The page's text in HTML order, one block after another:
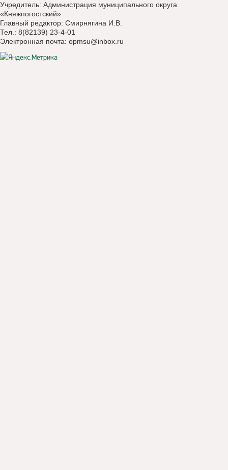
Учредитель: Администрация муниципального округа
«Княжпогостский»
Главный редактор: Смирнягина И.В.
Тел.: 8(82139) 23-4-01
Электронная почта: opmsu@inbox.ru